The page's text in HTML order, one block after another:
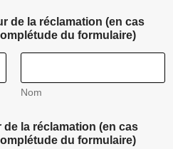
de la réclamation (en cas
du formulaire)
Nom
la réclamation (en cas
du formulaire)